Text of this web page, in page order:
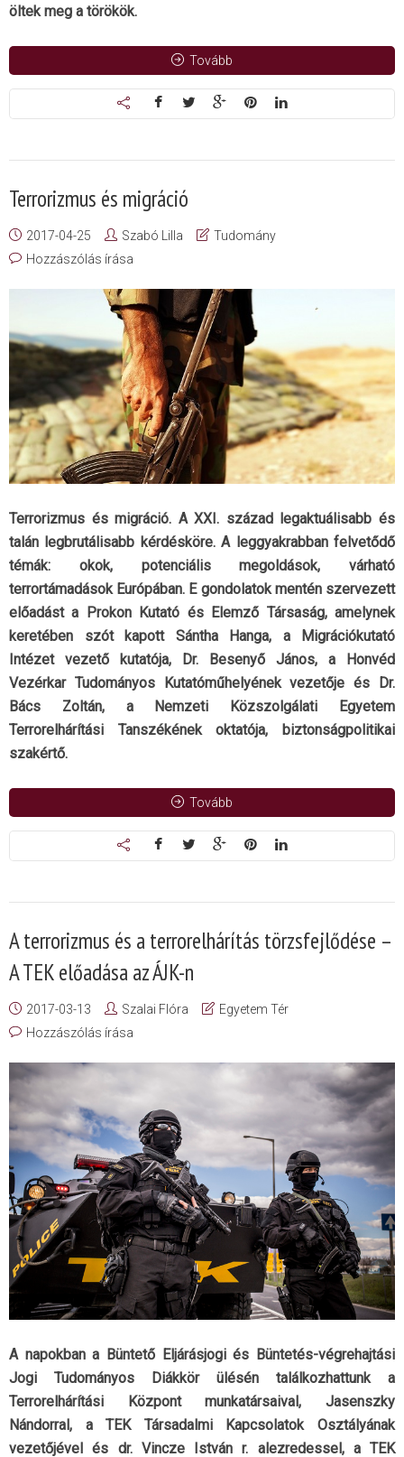
öltek meg a törökök.
Tovább
Terrorizmus és migráció
2017-04-25 Szabó Lilla
Tudomány
Hozzászólás írása
Terrorizmus és migráció. A XXI. század legaktuálisabb és
talán legbrutálisabb kérdésköre. A leggyakrabban felvetődő
témák: okok, potenciális megoldások, várható
terrortámadások Európában. E gondolatok mentén szervezett
előadást a Prokon Kutató és Elemző Társaság, amelynek
keretében szót kapott Sántha Hanga, a Migrációkutató
Intézet vezető kutatója, Dr. Besenyő János, a Honvéd
Vezérkar Tudományos Kutatóműhelyének vezetője és Dr.
Bács Zoltán, a Nemzeti Közszolgálati Egyetem
Terrorelhárítási Tanszékének oktatója, biztonságpolitikai
szakértő.
Tovább
A terrorizmus és a terrorelhárítás törzsfejlődése –
A TEK előadása az ÁJK-n
2017-03-13 Szalai Flóra
Egyetem Tér
Hozzászólás írása
A napokban a Büntető Eljárásjogi és Büntetés-végrehajtási
Jogi Tudományos Diákkör ülésén találkozhattunk a
Terrorelhárítási Központ munkatársaival, Jasenszky
Nándorral, a TEK Társadalmi Kapcsolatok Osztályának
vezetőjével és dr. Vincze István r. alezredessel, a TEK